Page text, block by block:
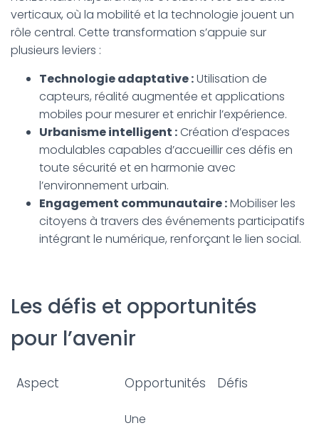
verticaux, où la mobilité et la technologie jouent un
rôle central. Cette transformation s’appuie sur
plusieurs leviers :
Technologie adaptative :Utilisation de
capteurs, réalité augmentée et applications
mobiles pour mesurer et enrichir l’expérience.
Urbanisme intelligent :Création d’espaces
modulables capables d’accueillir ces défis en
toute sécurité et en harmonie avec
l’environnement urbain.
Engagement communautaire :Mobiliser les
citoyens à travers des événements participatifs
intégrant le numérique, renforçant le lien social.
Les défis et opportunités
pour l’avenir
Aspect Opportunités Défis
Une